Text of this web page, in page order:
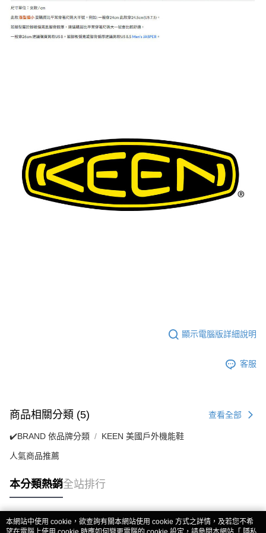
顯示電腦版詳細說明
客服
商品相關分類 (5) 查看全部
✔️BRAND 依品牌分類 KEEN 美國戶外機能鞋
人氣商品推薦
本分類熱銷全站排行
熱門標籤
本網站中使用 cookie，欲查詢有關本網站使用 cookie 方式之詳情，及若您不希